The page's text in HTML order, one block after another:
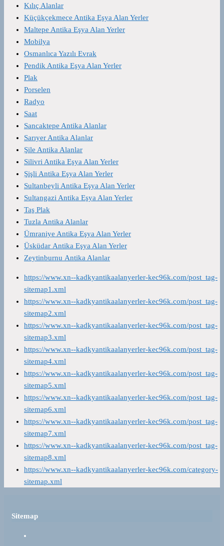
Kılıç Alanlar
Küçükçekmece Antika Eşya Alan Yerler
Maltepe Antika Eşya Alan Yerler
Mobilya
Osmanlıca Yazılı Evrak
Pendik Antika Eşya Alan Yerler
Plak
Porselen
Radyo
Saat
Sancaktepe Antika Alanlar
Sarıyer Antika Alanlar
Şile Antika Alanlar
Silivri Antika Eşya Alan Yerler
Şişli Antika Eşya Alan Yerler
Sultanbeyli Antika Eşya Alan Yerler
Sultangazi Antika Eşya Alan Yerler
Taş Plak
Tuzla Antika Alanlar
Ümraniye Antika Eşya Alan Yerler
Üsküdar Antika Eşya Alan Yerler
Zeytinburnu Antika Alanlar
https://www.xn--kadkyantikaalanyerler-kec96k.com/post_tag-
sitemap1.xml
https://www.xn--kadkyantikaalanyerler-kec96k.com/post_tag-
sitemap2.xml
https://www.xn--kadkyantikaalanyerler-kec96k.com/post_tag-
sitemap3.xml
https://www.xn--kadkyantikaalanyerler-kec96k.com/post_tag-
sitemap4.xml
https://www.xn--kadkyantikaalanyerler-kec96k.com/post_tag-
sitemap5.xml
https://www.xn--kadkyantikaalanyerler-kec96k.com/post_tag-
sitemap6.xml
https://www.xn--kadkyantikaalanyerler-kec96k.com/post_tag-
sitemap7.xml
https://www.xn--kadkyantikaalanyerler-kec96k.com/post_tag-
sitemap8.xml
https://www.xn--kadkyantikaalanyerler-kec96k.com/category-
sitemap.xml
Sitemap